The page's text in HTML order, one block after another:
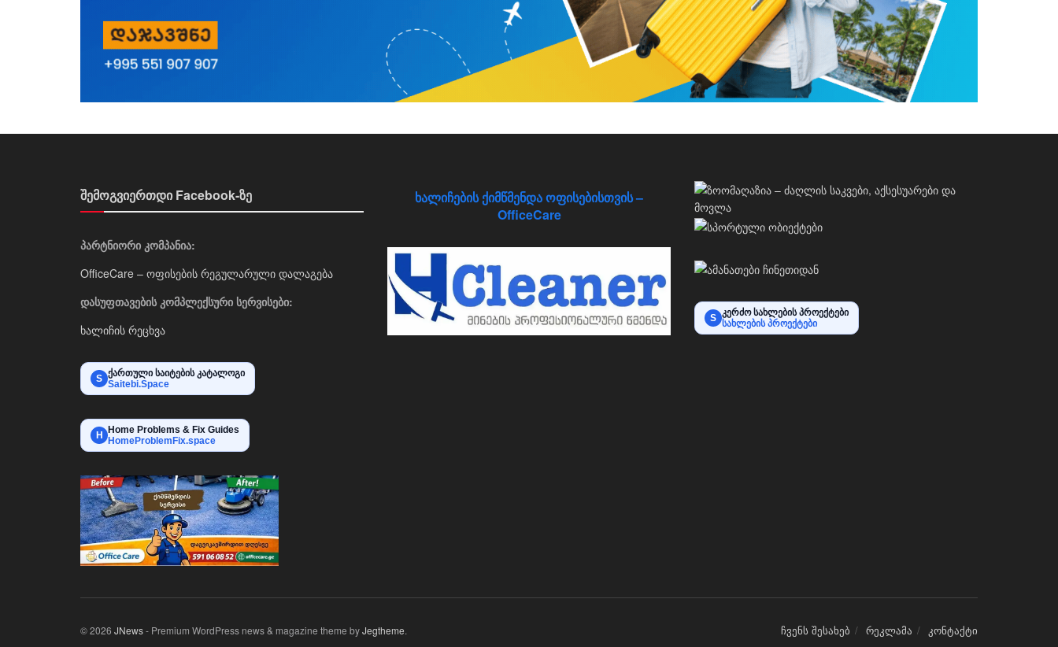
შემოგვიერთდი Facebook-ზე
პარტნიორი კომპანია:
OfficeCare – ოფისების რეგულარული დალაგება
დასუფთავების კომპლექსური სერვისები:
ხალიჩის რეცხვა
S ქართული საიტების კატალოგი
Saitebi.Space
H
Home Problems & Fix Guides
HomeProblemFix.space
ხალიჩების ქიმწმენდა ოფისებისთვის –
OfficeCare
S კერძო სახლების პროექტები
სახლების პროექტები
ჩვენს შესახებ რეკლამა კონტაქტი
© 2026 JNews- Premium WordPress news & magazine theme byJegtheme.